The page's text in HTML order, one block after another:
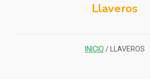
Llaveros
INICIO / LLAVEROS